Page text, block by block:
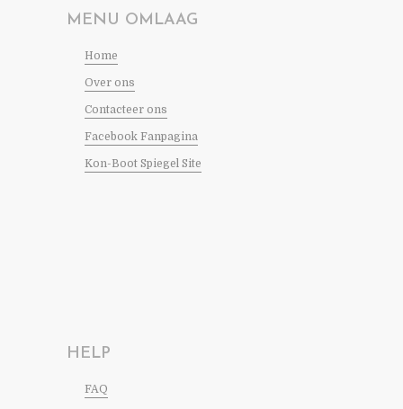
MENU OMLAAG
Home
Over ons
Contacteer ons
Facebook Fanpagina
Kon-Boot Spiegel Site
HELP
FAQ